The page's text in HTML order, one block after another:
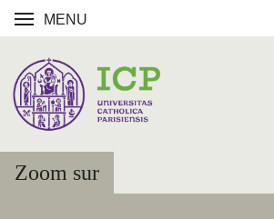
MENU
Zoom sur